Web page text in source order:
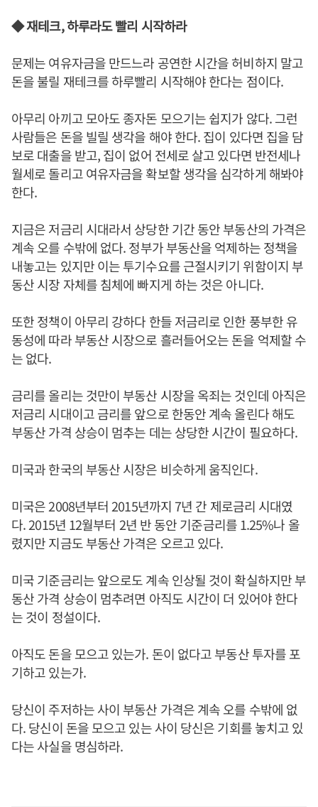
◆ 재테크, 하루라도 빨리 시작하라
문제는 여유자금을 만드느라 공연한 시간을 허비하지 말고
돈을 불릴 재테크를 하루빨리 시작해야 한다는 점이다.
아무리 아끼고 모아도 종자돈 모으기는 쉽지가 않다. 그런
사람들은 돈을 빌릴 생각을 해야 한다. 집이 있다면 집을 담
보로 대출을 받고, 집이 없어 전세로 살고 있다면 반전세나
월세로 돌리고 여유자금을 확보할 생각을 심각하게 해봐야
한다.
지금은 저금리 시대라서 상당한 기간 동안 부동산의 가격은
계속 오를 수밖에 없다. 정부가 부동산을 억제하는 정책을
내놓고는 있지만 이는 투기수요를 근절시키기 위함이지 부
동산 시장 자체를 침체에 빠지게 하는 것은 아니다.
또한 정책이 아무리 강하다 한들 저금리로 인한 풍부한 유
동성에 따라 부동산 시장으로 흘러들어오는 돈을 억제할 수
는 없다.
금리를 올리는 것만이 부동산 시장을 옥죄는 것인데 아직은
저금리 시대이고 금리를 앞으로 한동안 계속 올린다 해도
부동산 가격 상승이 멈추는 데는 상당한 시간이 필요하다.
미국과 한국의 부동산 시장은 비슷하게 움직인다.
미국은 2008년부터 2015년까지 7년 간 제로금리 시대였
다. 2015년 12월부터 2년 반 동안 기준금리를 1.25%나 올
렸지만 지금도 부동산 가격은 오르고 있다.
미국 기준금리는 앞으로도 계속 인상될 것이 확실하지만 부
동산 가격 상승이 멈추려면 아직도 시간이 더 있어야 한다
는 것이 정설이다.
아직도 돈을 모으고 있는가. 돈이 없다고 부동산 투자를 포
기하고 있는가.
당신이 주저하는 사이 부동산 가격은 계속 오를 수밖에 없
다. 당신이 돈을 모으고 있는 사이 당신은 기회를 놓치고 있
다는 사실을 명심하라.